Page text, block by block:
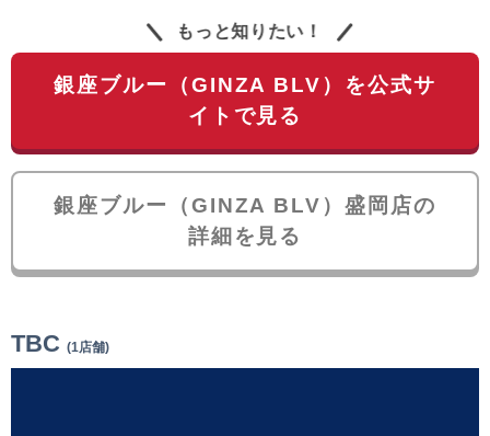
もっと知りたい！
銀座ブルー（GINZA BLV）を公式サ
イトで見る
銀座ブルー（GINZA BLV）盛岡店の
詳細を見る
TBC (1店舗)